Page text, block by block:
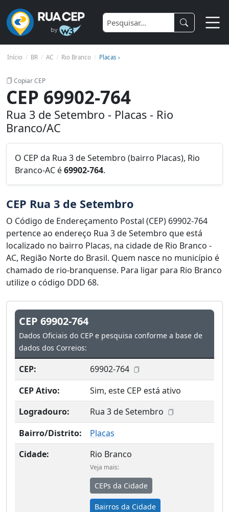
Início BR AC Rio Branco Placas ›
Copiar CEP
CEP 69902-764
Rua 3 de Setembro - Placas - Rio
Branco/AC
O CEP da Rua 3 de Setembro (bairro Placas), Rio
Branco-AC é69902-764.
CEP Rua 3 de Setembro
O Código de Endereçamento Postal (CEP) 69902-764
pertence ao endereço Rua 3 de Setembro que está
localizado no bairro Placas, na cidade de Rio Branco -
AC, Região Norte do Brasil. Quem nasce no município é
chamado de rio-branquense. Para ligar para Rio Branco
utilize o código DDD 68.
CEP 69902-764
Dados Oficiais do CEP e pesquisa conforme a base de
dados dos Correios:
CEP:
69902-764
CEP Ativo:
Sim, este CEP está ativo
Logradouro:
Rua 3 de Setembro
Bairro/Distrito:
Placas
Cidade:
Rio Branco
Veja mais:
CEPs da Cidade
Bairros da Cidade